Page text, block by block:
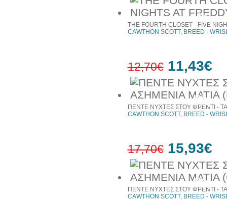
10%
έκπτωση
10%
έκπτωση
THE FOURTH CLOSET - FIVE
CAWTHON SCOTT, BREED -
12,70€ 11,43€
10%
έκπτωση
ΠΕΝΤΕ ΝΥΧΤΕΣ ΣΤΟΥ ΦΡΕΝΤΙ - ΤΑ
CAWTHON SCOTT, BREED -
17,70€ 15,93€
ΠΕΝΤΕ ΝΥΧΤΕΣ ΣΤΟΥ ΦΡΕΝΤΙ - ΤΑ
CAWTHON SCOTT, BREED -